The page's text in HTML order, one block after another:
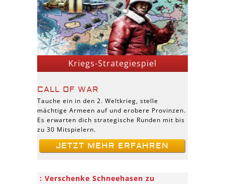
Kriegs-Strategiespiel
CALL OF WAR
Tauche ein in den 2. Weltkrieg, stelle
mächtige Armeen auf und erobere Provinzen.
Es erwarten dich strategische Runden mit bis
zu 30 Mitspielern.
JETZT MEHR ERFAHREN
Verschenke Schneehasen zu